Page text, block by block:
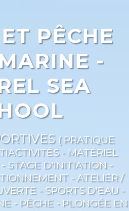
PÊCHE
-
SEA
( PRATIQUE
- MATÉRIEL
STAGE D'INITIATION -
- ATELIER /
- SPORTS D'EAU -
- PÊCHE - PLONGÉE EN